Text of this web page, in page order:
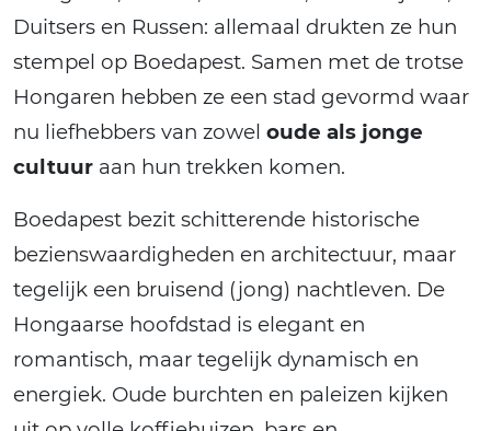
Duitsers en Russen: allemaal drukten ze hun
stempel op Boedapest. Samen met de trotse
Hongaren hebben ze een stad gevormd waar
nu liefhebbers van zowel oude als jonge
cultuur aan hun trekken komen.
Boedapest bezit schitterende historische
bezienswaardigheden en architectuur, maar
tegelijk een bruisend (jong) nachtleven. De
Hongaarse hoofdstad is elegant en
romantisch, maar tegelijk dynamisch en
energiek. Oude burchten en paleizen kijken